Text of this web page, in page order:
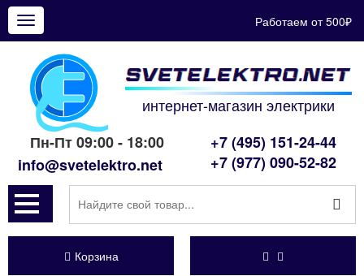
Показать
меню
Работаем от 500₽
интернет-магазин электрики
Пн-Пт 09:00 - 18:00
info@svetelektro.net
+7 (495) 151-24-44
+7 (977) 090-52-82
Корзина